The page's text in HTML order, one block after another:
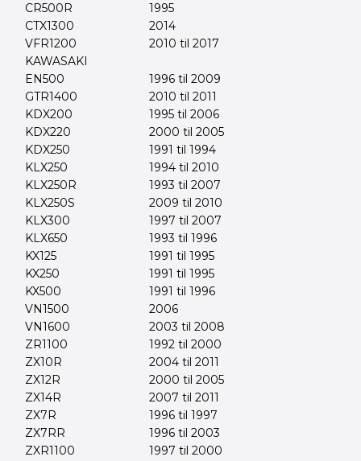
CR500R
1995
CTX1300
2014
VFR1200
2010 til 2017
KAWASAKI
EN500
1996 til 2009
GTR1400
2010 til 2011
KDX200
1995 til 2006
KDX220
2000 til 2005
KDX250
1991 til 1994
KLX250
1994 til 2010
KLX250R
1993 til 2007
KLX250S
2009 til 2010
KLX300
1997 til 2007
KLX650
1993 til 1996
KX125
1991 til 1995
KX250
1991 til 1995
KX500
1991 til 1996
VN1500
2006
VN1600
2003 til 2008
ZR1100
1992 til 2000
ZX10R
2004 til 2011
ZX12R
2000 til 2005
ZX14R
2007 til 2011
ZX7R
1996 til 1997
ZX7RR
1996 til 2003
ZXR1100
1997 til 2000